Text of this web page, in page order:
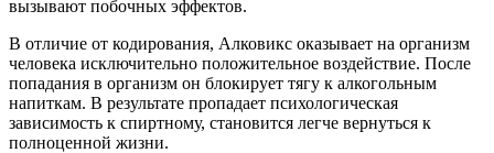
вызывают побочных эффектов.
В отличие от кодирования, Алковикс оказывает на организм
человека исключительно положительное воздействие. После
попадания в организм он блокирует тягу к алкогольным
напиткам. В результате пропадает психологическая
зависимость к спиртному, становится легче вернуться к
полноценной жизни.